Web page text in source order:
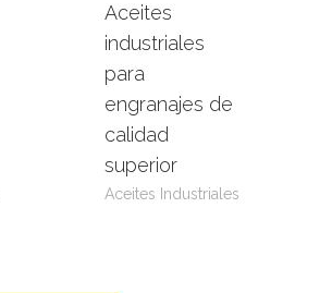
Leer más
Aceites
industriales
para
engranajes de
calidad
superior
Aceites Industriales